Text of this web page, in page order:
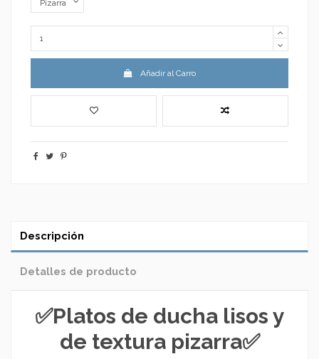
Añadir al Carro
Descripción
Detalles de producto
✅Platos de ducha lisos y
de textura pizarra✅